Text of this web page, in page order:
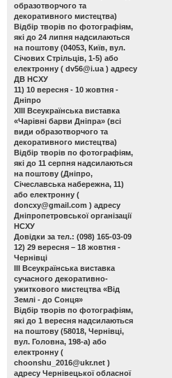
образотворчого та
декоративного мистецтва)
Відбір творів по фотографіям,
які до 24 липня надсилаються
на поштову (04053, Київ, вул.
Січових Стрільців, 1-5) або
електронну ( dv56@i.ua ) адресу
ДВ НСХУ
11) 10 вересня - 10 жовтня -
Дніпро
ХІІІ Всеукраїнська виставка
«Чарівні барви Дніпра» (всі
види образотворчого та
декоративного мистецтва)
Відбір творів по фотографіям,
які до 11 серпня надсилаються
на поштову (Дніпро,
Січеславська набережна, 11)
або електронну (
doncxy@gmail.com ) адресу
Дніпропетровської організації
НСХУ
Довідки за тел.: (098) 165-03-09
12) 29 вересня – 18 жовтня -
Чернівці
ІІІ Всеукраїнська виставка
сучасного декоративно-
ужиткового мистецтва «Від
Землі - до Сонця»
Відбір творів по фотографіям,
які до 1 вересня надсилаються
на поштову (58018, Чернівці,
вул. Головна, 198-а) або
електронну (
choonshu_2016@ukr.net )
адресу Чернівецької обласної